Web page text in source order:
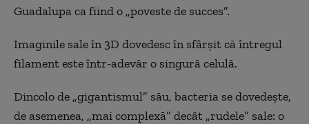
Guadalupa ca fiind o „poveste de succes”.
Imaginile sale în 3D dovedesc în sfârşit că întregul
filament este într-adevăr o singură celulă.
Dincolo de „gigantismul” său, bacteria se dovedeşte,
de asemenea, „mai complexă” decât „rudele” sale: o